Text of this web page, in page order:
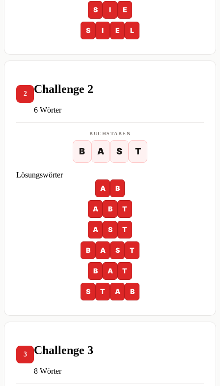
S I E
S I E L
2 Challenge 2
6 Wörter
BUCHSTABEN
B A S T
Lösungswörter
A
B
A B T
A S T
B A S T
B A T
S T A B
3 Challenge 3
8 Wörter